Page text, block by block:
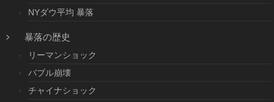
NYダウ平均 暴落
暴落の歴史
リーマンショック
バブル崩壊
チャイナショック